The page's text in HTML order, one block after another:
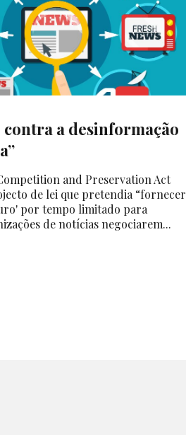
contra a desinformação
and Preservation Act
de lei que pretendia “fornecer
por tempo limitado para
de notícias negociarem...